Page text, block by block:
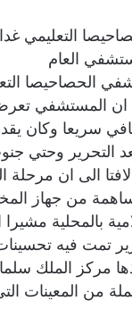
التعليمي غدا
العام
الحصاحيصا
ان المستشفي
سريعا وكان
التحرير وحتي
الى ان مرحلة
من جهاز
بالمحلية
تمت فيه
مركز الملك
من المعينات